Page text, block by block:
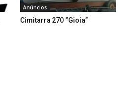
Anúncios
Cimitarra 270 “Gioia”